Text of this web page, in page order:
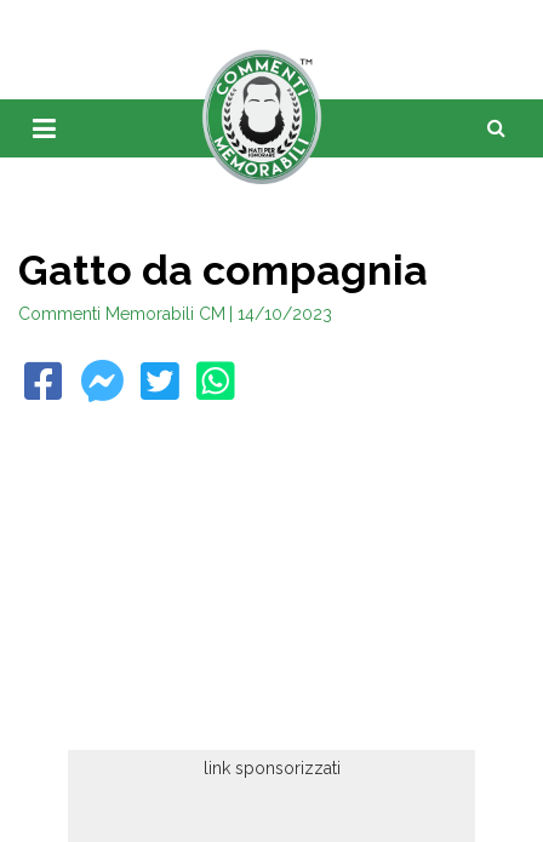
Gatto da compagnia
Commenti Memorabili CM | 14/10/2023